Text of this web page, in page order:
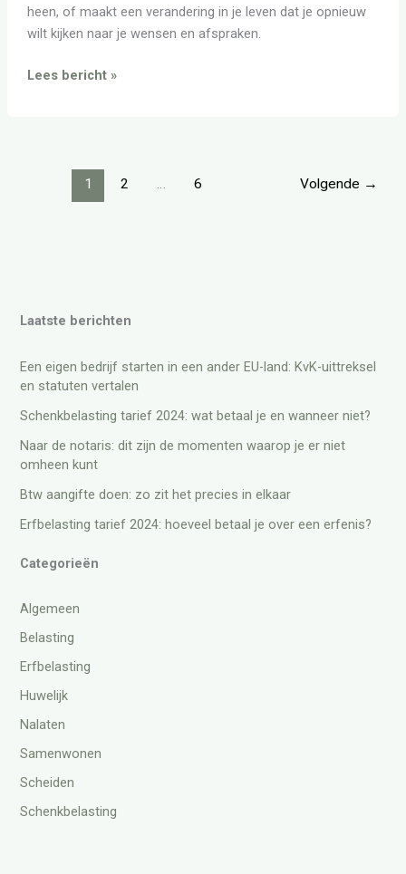
heen, of maakt een verandering in je leven dat je opnieuw
wilt kijken naar je wensen en afspraken.
Lees bericht »
1 2 … 6 Volgende →
Laatste berichten
Een eigen bedrijf starten in een ander EU-land: KvK-uittreksel
en statuten vertalen
Schenkbelasting tarief 2024: wat betaal je en wanneer niet?
Naar de notaris: dit zijn de momenten waarop je er niet
omheen kunt
Btw aangifte doen: zo zit het precies in elkaar
Erfbelasting tarief 2024: hoeveel betaal je over een erfenis?
Categorieën
Algemeen
Belasting
Erfbelasting
Huwelijk
Nalaten
Samenwonen
Scheiden
Schenkbelasting